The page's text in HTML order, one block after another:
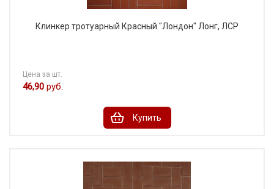
Клинкер тротуарный Красный "Лондон" Лонг, ЛСР
Цена за шт.
46,90 руб.
Купить